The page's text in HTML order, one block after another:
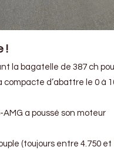
!
la bagatelle de 387 ch
compacte d’abattre le 0 à
a poussé son moteur
(toujours entre 4.750 et